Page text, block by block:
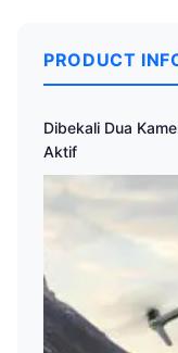
PRODUCT
Dibekali Dua
Aktif